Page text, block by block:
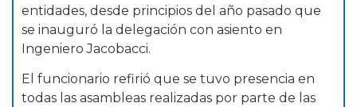
entidades, desde principios del año pasado que
se inauguró la delegación con asiento en
Ingeniero Jacobacci.
El funcionario refirió que se tuvo presencia en
todas las asambleas realizadas por parte de las